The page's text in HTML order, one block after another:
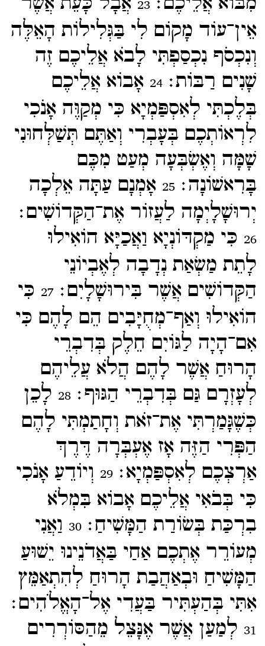
23
אֵין־​עוֹד מָקוֹם לִי בַּגְּלִילוֹת הָאֵלֶּה
וְנִכְסֹף נִכְסַפְתִּי לָבֹא אֲלֵיכֶם זֶה
שָׁנִים רַבּוֹת׃24 אָבוֹא אֲלֵיכֶם
בְּלֶכְתִּי לְאִסְפַּמְיָא כִּי מְקַוֶּה אָנֹכִי
לִרְאוֹתְכֶם בְּעָבְרִי וְאַתֶּם תְּשַׁלְּחוּנִי
שָׁמָּה וְאֶשְׂבְּעָה מְעַט מִכֶּם
בָּרִאשׁוֹנָה׃25 אָמְנָם עַתָּה אֵלְכָה
יְרוּשָׁלָיְמָה לַעֲזוֹר אֶת־​הַקְּדוֹשִׁים׃
26 כִּי מַקְדּוֹנְיָא וַאֲכַיָּא הוֹאִילוּ
לָתֵת מַשְׂאַת נְדָבָה לְאֶבְיוֹנֵי
הַקְּדוֹשִׁים אֲשֶׁר בִּירוּשָׁלָיִם׃27 כִּי
הוֹאִילוּ וְאַף־​מְחֻיָּבִים הֵם לָהֶם כִּי
אִם־​הָיָה לַגּוֹיִם חֵלֶק בְּדִבְרֵי
הָרוּחַ אֲשֶׁר לָהֶם הֲלֹא עֲלֵיהֶם
לְעָזְרָם גַּם בְּדִבְרֵי הַגּוּף׃28 לָכֵן
כְּשֶׁגָּמַרְתִּי אֶת־​זֹאת וְחָתַמְתִּי לָהֶם
הַפְּרִי הַזֶּה אָז אֶעְבְּרָה דֶּרֶךְ
אַרְצְכֶם לְאִסְפַּמְיָא׃29 וְיוֹדֵעַ אָנֹכִי
כִּי בְּבֹאִי אֲלֵיכֶם אָבוֹא בִּמְלֹא
בִרְכַּת בְּשׂוֹרַת הַמָּשִׁיחַ׃30 וַאֲנִי
מְעוֹרֵר אֶתְכֶם אַחַי בַּאֲדֹנֵינוּ יֵשׁוּעַ
הַמָּשִׁיחַ וּבְאַהֲבַת הָרוּחַ לְהִתְאַמֵּץ
אִתִּי בְּהַעְתִּיר בַּעֲדִי אֶל־​הָאֱלֹהִים׃
31 לְמַעַן אֲשֶׁר אֶנָּצֵל מֵהַסּוֹרְרִים